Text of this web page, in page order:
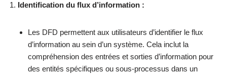
Identification du flux d’information :
Les DFD permettent aux utilisateurs d’identifier le flux
d’information au sein d’un système. Cela inclut la
compréhension des entrées et sorties d’information pour
des entités spécifiques ou sous-processus dans un